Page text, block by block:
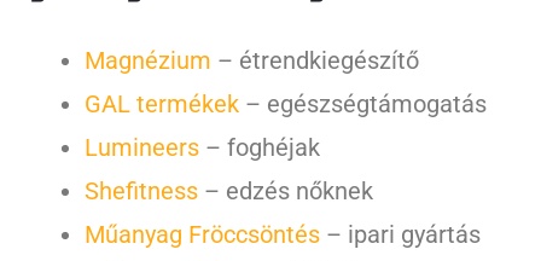
Magnézium – étrendkiegészítő
GAL termékek – egészségtámogatás
Lumineers – foghéjak
Shefitness – edzés nőknek
Műanyag Fröccsöntés – ipari gyártás